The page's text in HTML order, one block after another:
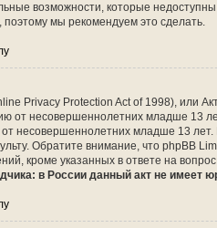
возможности, которые
поэтому мы рекомендуем это сделать.
Privacy Protection Act of 1998), или
от несовершеннолетних младше 13
несовершеннолетних младше 13 лет.
Обратите внимание, что phpBB
кроме указанных в ответе на
в России данный акт не имеет